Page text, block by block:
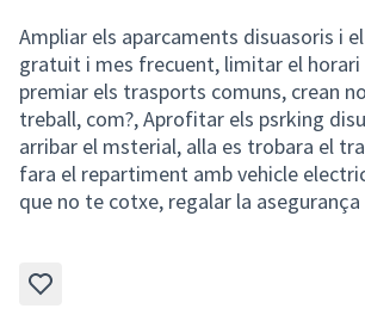
Ampliar els aparcaments disuasoris i
gratuit i mes frecuent, limitar el horari
premiar els trasports comuns, crean
treball, com?, Aprofitar els psrking
arribar el msterial, alla es trobara el
fara el repartiment amb vehicle
que no te cotxe, regalar la